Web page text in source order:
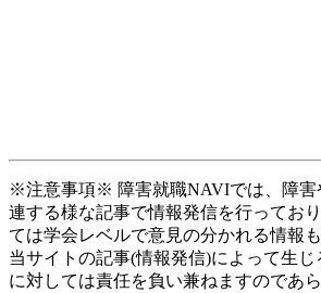
※注意事項※ 障害就職NAVIでは、障害
連する様な記事で情報発信を行ってお
ては学会レベルで意見の分かれる情報
当サイトの記事(情報発信)によって生
に対しては責任を負い兼ねますのであ